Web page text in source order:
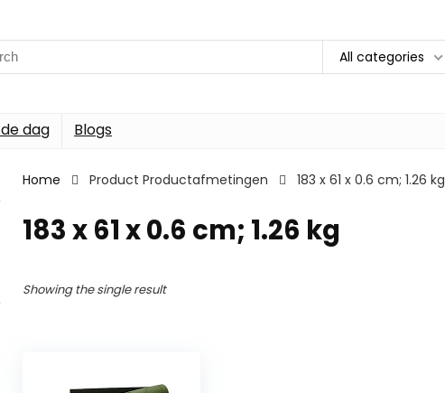
All categories
dag Blogs
Home Product Productafmetingen 183 x 61 x 0.6 cm; 1.26 kg
183 x 61 x 0.6 cm; 1.26 kg
Showing the single result